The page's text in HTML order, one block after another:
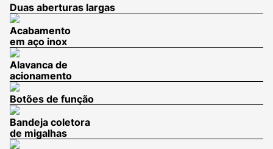
Duas aberturas largas
Acabamento
em aço inox
Alavanca de
acionamento
Botões de função
Bandeja coletora
de migalhas